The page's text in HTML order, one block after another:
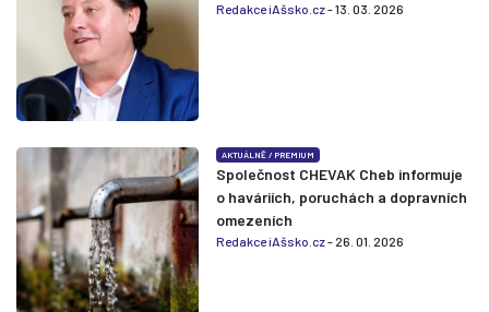
Redakce iAšsko.cz- 13. 03. 2026
AKTUÁLNĚ /PREMIUM
Společnost CHEVAK Cheb informuje
o haváriích, poruchách a dopravních
omezeních
Redakce iAšsko.cz- 26. 01. 2026